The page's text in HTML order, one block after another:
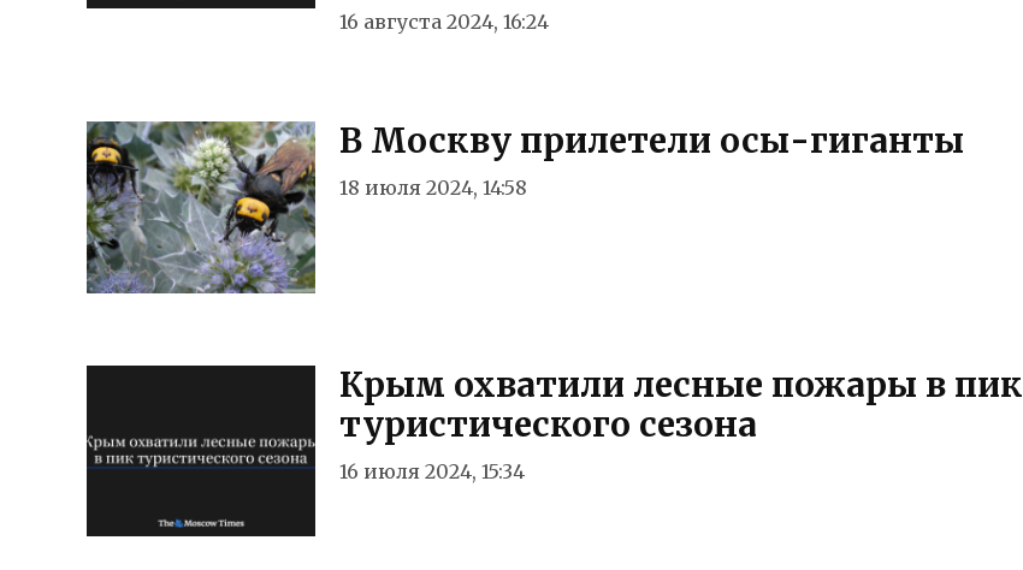
16 августа 2024, 16:24
В Москву прилетели осы-гиганты
18 июля 2024, 14:58
Крым охватили лесные пожары в пик
туристического сезона
16 июля 2024, 15:34